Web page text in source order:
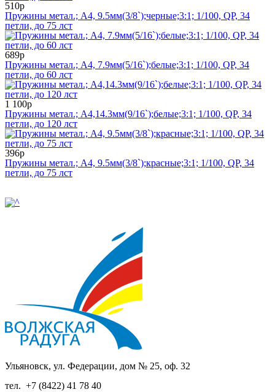
510р
Пружины метал.; А4, 9.5мм(3/8`);черные;3:1; 1/100, QP, 34
петли, до 75 лст
689р
Пружины метал.; А4, 7.9мм(5/16`);белые;3:1; 1/100, QP, 34
петли, до 60 лст
1 100р
Пружины метал.; А4,14.3мм(9/16`);белые;3:1; 1/100, QP, 34
петли, до 120 лст
396р
Пружины метал.; А4, 9.5мм(3/8`);красные;3:1; 1/100, QP, 34
петли, до 75 лст
Ульяновск, ул. Федерации, дом № 25, оф. 32
тел. +7 (8422) 41 78 40